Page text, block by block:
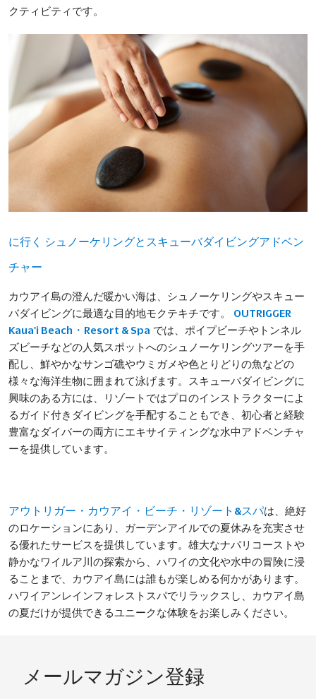
クティビティです。
に行く シュノーケリングとスキューバダイビングアドベン
チャー
カウアイ島の澄んだ暖かい海は、シュノーケリングやスキュー
バダイビングに最適な目的地モクテキチです。
OUTRIGGER
Kaua'i Beach・Resort & Spa では、ポイプビーチやトンネル
ズビーチなどの人気スポットへのシュノーケリングツアーを手
配し、鮮やかなサンゴ礁やウミガメや色とりどりの魚などの
様々な海洋生物に囲まれて泳げます。スキューバダイビングに
興味のある方には、リゾートではプロのインストラクターによ
るガイド付きダイビングを手配することもでき、初心者と経験
豊富なダイバーの両方にエキサイティングな水中アドベンチャ
ーを提供しています。
アウトリガー・カウアイ・ビーチ・リゾート&スパは、絶好
のロケーションにあり、ガーデンアイルでの夏休みを充実させ
る優れたサービスを提供しています。雄大なナパリコーストや
静かなワイルア川の探索から、ハワイの文化や水中の冒険に浸
ることまで、カウアイ島には誰もが楽しめる何かがあります。
ハワイアンレインフォレストスパでリラックスし、カウアイ島
の夏だけが提供できるユニークな体験をお楽しみください。
メールマガジン登録